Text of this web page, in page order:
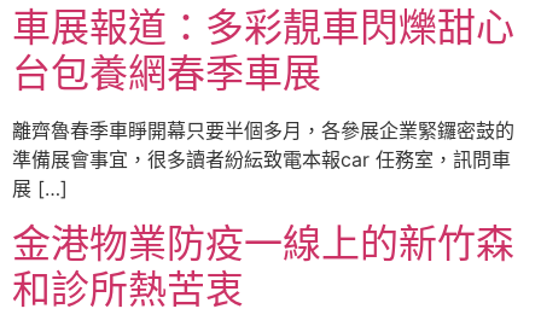
車展報道：多彩靚車閃爍甜心
台包養網春季車展
離齊魯春季車睜開幕只要半個多月，各參展企業緊鑼密鼓的
準備展會事宜，很多讀者紛紜致電本報car 任務室，訊問車
展 […]
金港物業防疫一線上的新竹森
和診所熱苦衷